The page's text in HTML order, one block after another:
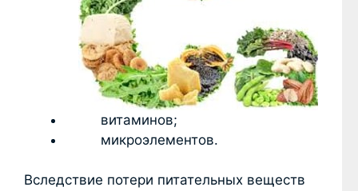
витаминов;
микроэлементов.
Вследствие потери питательных веществ